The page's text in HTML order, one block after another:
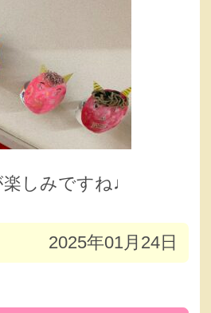
しみですね♩
2025年01月24日